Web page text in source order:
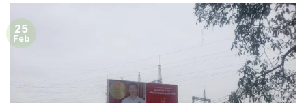
25
Feb